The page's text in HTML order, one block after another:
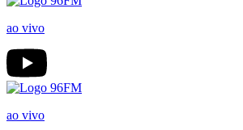
ao vivo
ao vivo